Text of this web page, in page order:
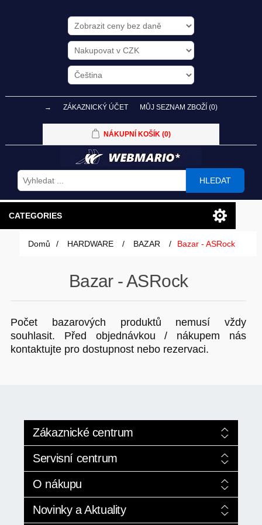
→ ZÁKAZNICKÝ ÚČET MŮJ SEZNAM ZBOŽÍ (0)
NÁKUPNÍ KOŠÍK (0)
HLEDAT
CATEGORIES
PC SESTAVY
HERNÍ NTB
HARDWARE
GRAFICKÉ KARTY
SOFTWARE
AI ENTERPRISE
ENTERPRISE
ELEKTRONIKA
Domů / HARDWARE / BAZAR / Bazar - ASRock
Bazar - ASRock
Počet bazarových produktů nemusí vždy
souhlasit. Před objednávkou / nákupem nás
kontaktujte pro dostupnost nebo rezervaci.
Zákaznické centrum
Pro modely AI
Obchod +420 774 529 522
Nová řada pro rok 2026
Kontakty
Servisní centrum
Pokročilé vyhledávání
Opravy, záchrana dat
Ekologická likvidace
O nákupu
Doprava a vrácení
Novinky a Aktuality